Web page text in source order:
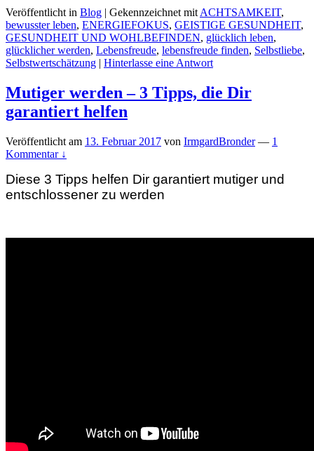
Veröffentlicht in Blog | Gekennzeichnet mit ACHTSAMKEIT,
bewusster leben, ENERGIEFOKUS, GEISTIGE GESUNDHEIT,
GESUNDHEIT UND WOHLBEFINDEN, glücklich leben,
glücklicher werden, Lebensfreude, lebensfreude finden, Selbstliebe,
Selbstwertschätzung | Hinterlasse eine Antwort
Mutiger werden – 3 Tipps, die Dir
garantiert helfen
Veröffentlicht am 13. Februar 2017 von IrmgardBronder — 1
Kommentar ↓
Diese 3 Tipps helfen Dir garantiert mutiger und
entschlossener zu werden